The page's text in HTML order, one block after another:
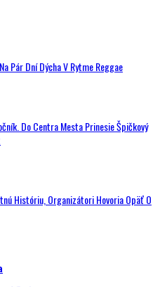
Pár Dní Dýcha V Rytme Reggae
Do Centra Mesta Prinesie Špičkový
Históriu, Organizátori Hovoria Opäť O